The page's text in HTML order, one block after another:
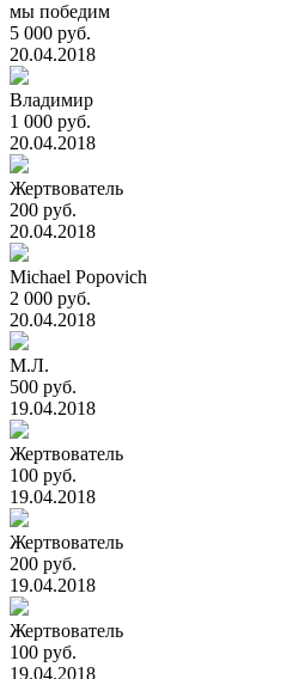
мы победим
5 000 руб.
20.04.2018
Владимир
1 000 руб.
20.04.2018
Жертвователь
200 руб.
20.04.2018
Michael Popovich
2 000 руб.
20.04.2018
М.Л.
500 руб.
19.04.2018
Жертвователь
100 руб.
19.04.2018
Жертвователь
200 руб.
19.04.2018
Жертвователь
100 руб.
19.04.2018